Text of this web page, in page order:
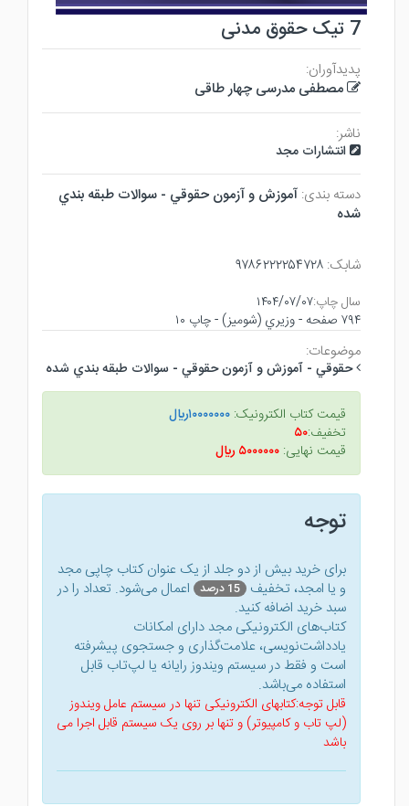
7 تیک حقوق مدنی
پدیدآوران:
مصطفی مدرسی چهار طاقی
ناشر:
انتشارات مجد
دسته بندی: آموزش و آزمون حقوقي - سوالات طبقه بندي
شده
شابک: ۹۷۸۶۲۲۲۲۵۴۷۲۸
سال چاپ:۱۴۰۴/۰۷/۰۷
۷۹۴ صفحه - وزيري (شوميز) - چاپ ۱۰
موضوعات:
حقوقي - آموزش و آزمون حقوقي - سوالات طبقه بندي شده
قیمت کتاب الکترونیک: ۱۰۰۰۰۰۰۰ريال
تخفیف:۵۰
قیمت نهایی: ۵۰۰۰۰۰۰ ريال
توجه
برای خرید بیش از دو جلد از یک عنوان کتاب‌ چاپی مجد
و یا امجد، تخفیف 15 درصد
اعمال می‌شود. تعداد را در
سبد خرید اضافه کنید.
کتاب‌های الکترونیکی مجد دارای امکانات
یادداشت‌نویسی، علامت‌گذاری و جستجوی پیشرفته
است و فقط در سیستم ویندوز رایانه یا لپ‌تاب قابل
استفاده می‌باشد.
قابل توجه:کتابهای الکترونیکی تنها در سیستم عامل ویندوز
(لپ تاب و کامپیوتر) و تنها بر روی یک سیستم قابل اجرا می
باشد